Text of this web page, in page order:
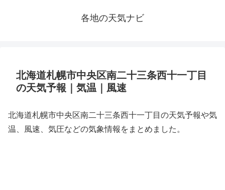
各地の天気ナビ
北海道札幌市中央区南二十三条西十一丁目
の天気予報｜気温｜風速
北海道札幌市中央区南二十三条西十一丁目の天気予報や気
温、風速、気圧などの気象情報をまとめました。